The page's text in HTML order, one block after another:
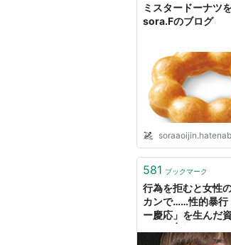
ミスタードーナツ
sora.Fのブログ
581 ブックマーク
行為を拒むと女性
カンで……性的暴行
ー慶応」を生んだ